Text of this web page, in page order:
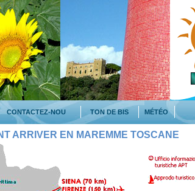
CONTACTEZ-NOU TON DE BIS MÉTÉO
ARRIVER EN MAREMME TOSCANE